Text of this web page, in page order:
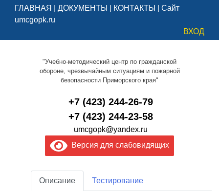
ГЛАВНАЯ ДОКУМЕНТЫ КОНТАКТЫ
Сайт
umcgopk.ru
ВХОД
"Учебно-методический центр по гражданской
обороне, чрезвычайным ситуациям и пожарной
безопасности Приморского края"
+7 (423) 244-26-79
+7 (423) 244-23-58
umcgopk@yandex.ru
Версия для слабовидящих
Описание Тестирование